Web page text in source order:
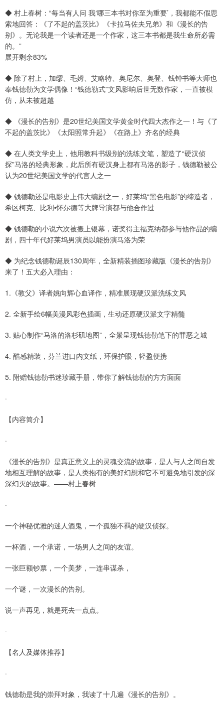
◆ 村上春树：“每当有人问 我‘哪三本书对你至为重要’，我都能不假思
索地回答：《了不起的盖茨比》《卡拉马佐夫兄弟》和《漫长的告
别》。无论我是一个读者还是一个作家，这三本书都是我生命所必需
的。”
展开剩余83%
◆ 除了村上，加缪、毛姆、艾略特、奥尼尔、奥登、钱钟书等大师也
奉钱德勒为文学偶像！“钱德勒式”文风影响后世无数作家，一直被模
仿，从未被超越
◆ 《漫长的告别》是20世纪美国文学黄金时代四大杰作之一！与《了
不起的盖茨比》《太阳照常升起》《在路上》齐名的经典
◆ 在人类文学史上，他用教科书级别的洗练文笔，塑造了“硬汉侦
探”马洛的经典形象，此后所有硬汉身上都有马洛的影子，钱德勒被公
认为20世纪美国文学的代言人之一
◆ 钱德勒还是电影史上伟大编剧之一，好莱坞“黑色电影”的缔造者，
希区柯克、比利•怀尔德等大牌导演都与他合作过
◆ 钱德勒的小说六次被搬上银幕，诺奖得主福克纳都参与他作品的编
剧，四十年代好莱坞男演员以能扮演马洛为荣
◆ 为纪念钱德勒诞辰130周年，全新精装插图珍藏版《漫长的告别》
来了！五大必入理由：
1.《教父》译者姚向辉心血译作，精准展现硬汉派洗练文风
2. 全新手绘6幅美漫风彩色插画，生动还原硬汉派文字精髓
3. 贴心制作“马洛的洛杉矶地图”，全景呈现钱德勒笔下的罪恶之城
4. 酷感精装，芬兰进口内文纸，环保护眼，轻盈便携
5. 附赠钱德勒书迷珍藏手册，带你了解钱德勒的方方面面
·
【内容简介】
·
《漫长的告别》是真正意义上的灵魂交流的故事，是人与人之间自发
地相互理解的故事，是人类抱有的美好幻想和它不可避免地引发的深
深幻灭的故事。——村上春树
·
一个神秘优雅的迷人酒鬼，一个孤独不羁的硬汉侦探。
一杯酒，一个承诺，一场男人之间的友谊。
一张巨额钞票，一个美梦，一连串谋杀，
一个谜，一次漫长的告别。
说一声再见，就是死去一点点。
·
【名人及媒体推荐】
·
钱德勒是我的崇拜对象，我读了十几遍《漫长的告别》。